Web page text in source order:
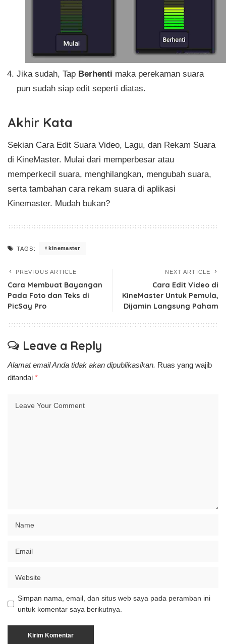
Jika sudah, Tap Berhenti maka perekaman suara
pun sudah siap edit seperti diatas.
Akhir Kata
Sekian Cara Edit Suara Video, Lagu, dan Rekam Suara
di KineMaster. Mulai dari memperbesar atau
memperkecil suara, menghilangkan, mengubah suara,
serta tambahan cara rekam suara di aplikasi
Kinemaster. Mudah bukan?
TAGS: kinemaster
PREVIOUS ARTICLE
Cara Membuat Bayangan
Pada Foto dan Teks di
PicSay Pro
NEXT ARTICLE
Cara Edit Video di
KineMaster Untuk Pemula,
Dijamin Langsung Paham
Leave a Reply
Alamat email Anda tidak akan dipublikasikan. Ruas yang wajib
ditandai *
Simpan nama, email, dan situs web saya pada peramban ini
untuk komentar saya berikutnya.